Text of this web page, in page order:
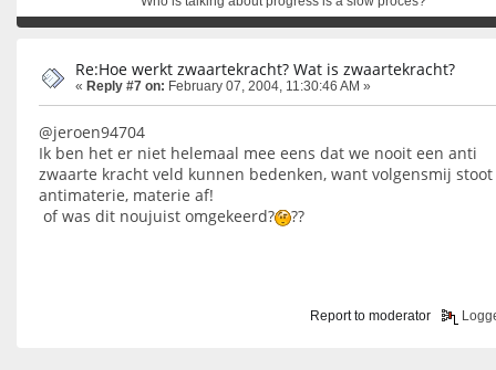
Re:Hoe werkt zwaartekracht? Wat is zwaartekracht?
« Reply #7 on: February 07, 2004, 11:30:46 AM »
@jeroen94704
Ik ben het er niet helemaal mee eens dat we nooit een anti
zwaarte kracht veld kunnen bedenken, want volgensmij stoot
antimaterie, materie af!
of was dit noujuist omgekeerd?
??
Report to moderator